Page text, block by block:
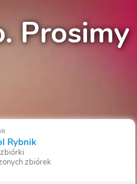
Prosimy
Rybnik
zbiórek